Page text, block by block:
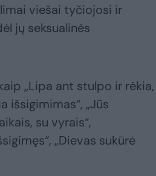
viešai tyčiojosi ir
jų seksualinės
„Lipa ant stulpo ir rėkia,
išsigimimas“, „Jūs
su vyrais“,
„Dievas sukūrė